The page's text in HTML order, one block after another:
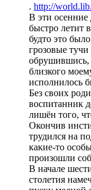
. http://
В эти
быстро летит
будто это
грозовые
обрушившись,
близкого
исполнилось
Без своих
воспитанник
лишён того,
Окончив
трудился на
какие-то
произошли
В начале
столетия